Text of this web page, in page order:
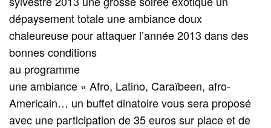
dépaysement totale une ambiance doux
chaleureuse pour attaquer l’année 2013 dans des
bonnes conditions
au programme
une ambiance « Afro, Latino, Caraïbeen, afro-
Americain… un buffet dinatoire vous sera proposé
avec une participation de 35 euros sur place et de